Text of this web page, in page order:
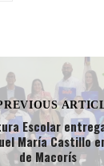
Escolar
María Castillo
de Macorís